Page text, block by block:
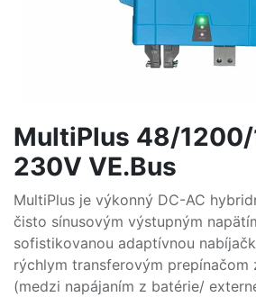
MultiPlus 48/1200/
230V VE.Bus
MultiPlus je výkonný DC-AC
čisto sínusovým výstupným
sofistikovanou adaptívnou
rýchlym transferovým prepínačom
(medzi napájaním z batérie/